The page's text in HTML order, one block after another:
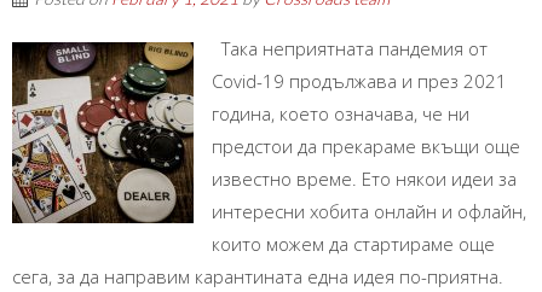
Така неприятната пандемия от
Covid-19 продължава и през 2021
година, което означава, че ни
предстои да прекараме вкъщи още
известно време. Ето някои идеи за
интересни хобита онлайн и офлайн,
които можем да стартираме още
сега, за да направим карантината една идея по-приятна.